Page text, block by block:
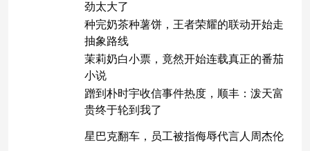
劲太大了
种完奶茶种薯饼，王者荣耀的联动开始走
抽象路线
茉莉奶白小票，竟然开始连载真正的番茄
小说
蹭到朴时宇收信事件热度，顺丰：泼天富
贵终于轮到我了
星巴克翻车，员工被指侮辱代言人周杰伦